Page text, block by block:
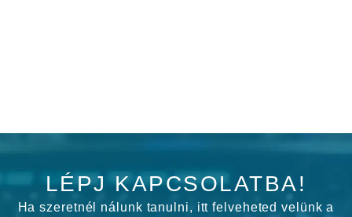
LÉPJ KAPCSOLATBA!
Ha szeretnél nálunk tanulni, itt felveheted velünk a